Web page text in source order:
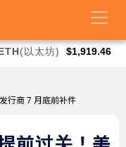
(以太坊) $1,919.46
行商 7 月底前补件